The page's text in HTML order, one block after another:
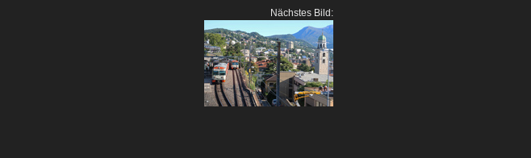
Nächstes Bild: